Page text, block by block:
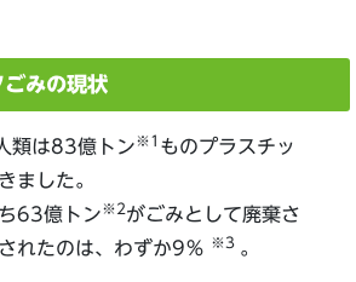
みの現状
類は83億トン※1 ものプラスチッ
ました。
63億トン※2がごみとして廃棄さ
れたのは、わずか9％ ※3 。